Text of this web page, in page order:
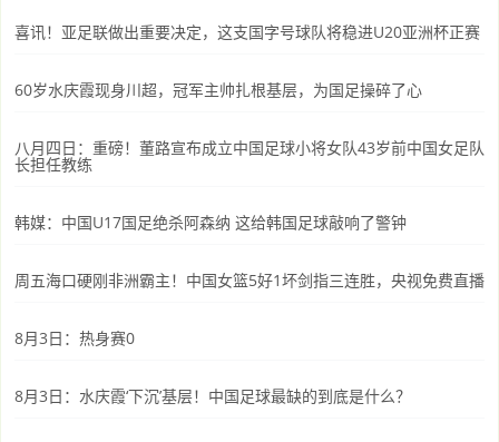
喜讯！亚足联做出重要决定，这支国字号球队将稳进U20亚洲杯正赛
60岁水庆霞现身川超，冠军主帅扎根基层，为国足操碎了心
八月四日：重磅！董路宣布成立中国足球小将女队43岁前中国女足队
长担任教练
韩媒：中国U17国足绝杀阿森纳 这给韩国足球敲响了警钟
周五海口硬刚非洲霸主！中国女篮5好1坏剑指三连胜，央视免费直播
8月3日：热身赛0
8月3日：水庆霞‘下沉’基层！中国足球最缺的到底是什么？